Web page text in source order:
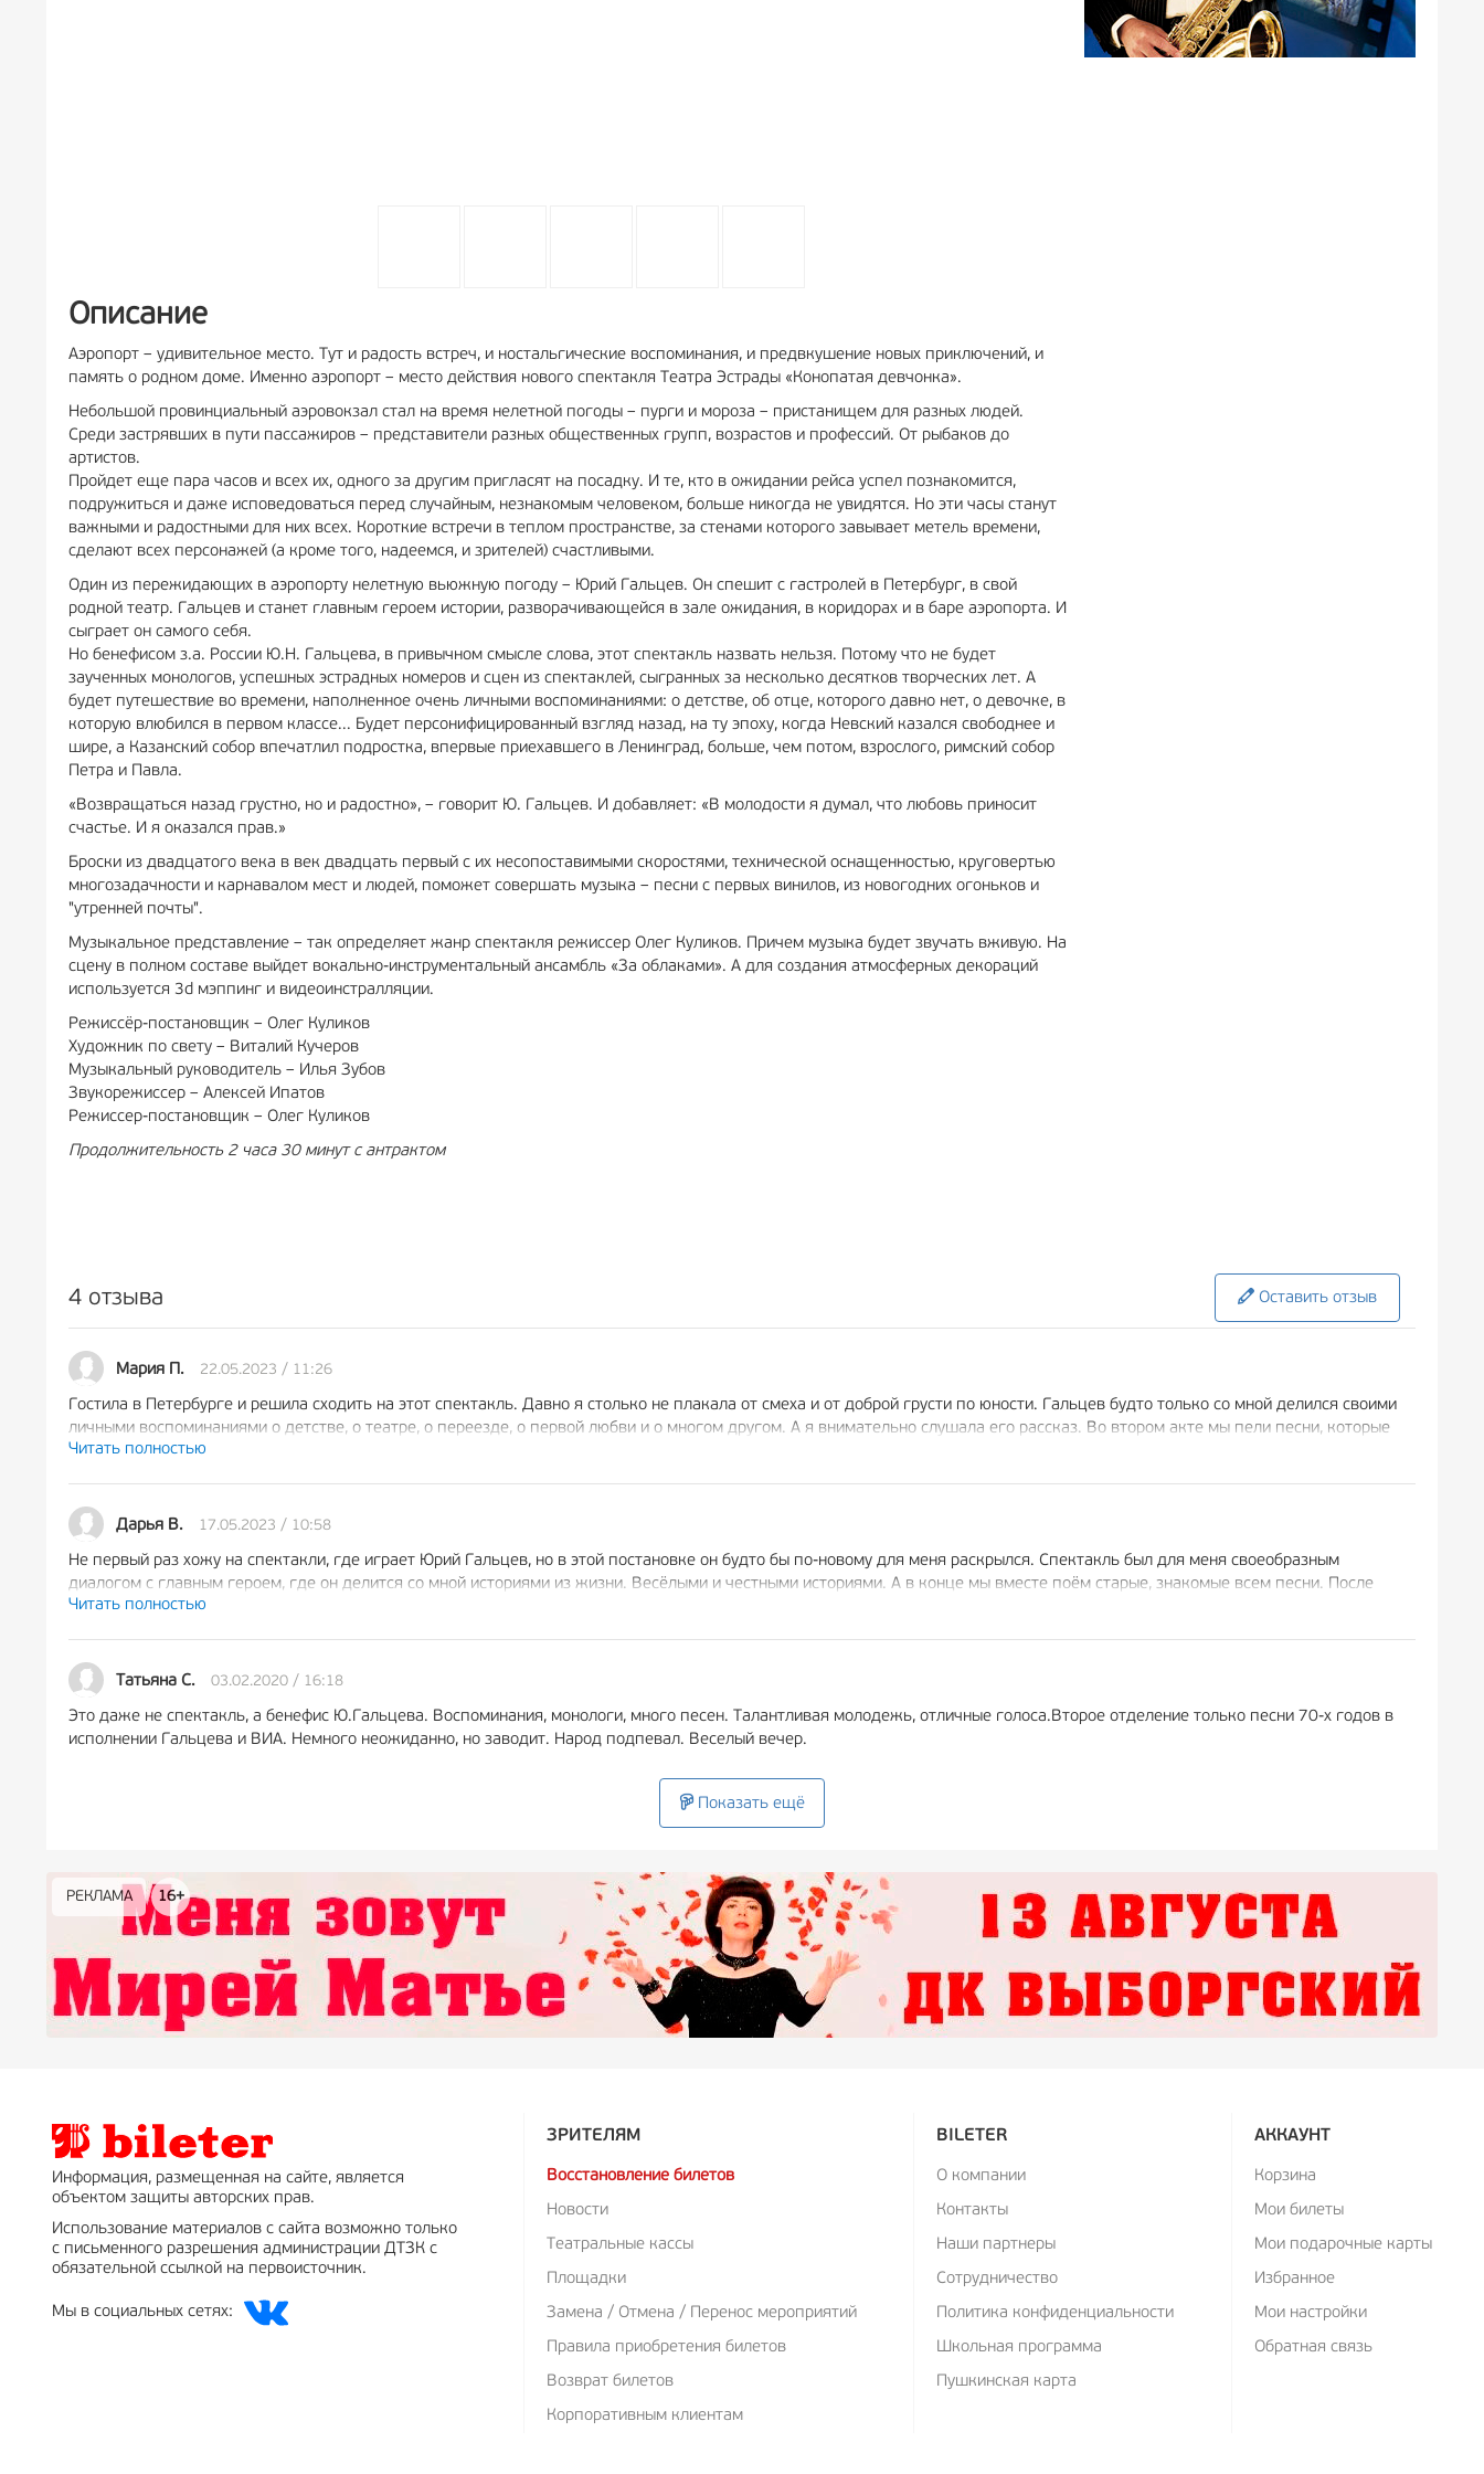
Описание
Аэропорт – удивительное место. Тут и радость встреч, и ностальгические воспоминания, и предвкушение новых приключений, и
память о родном доме. Именно аэропорт – место действия нового спектакля Театра Эстрады «Конопатая девчонка».
Небольшой провинциальный аэровокзал стал на время нелетной погоды – пурги и мороза – пристанищем для разных людей.
Среди застрявших в пути пассажиров – представители разных общественных групп, возрастов и профессий. От рыбаков до
артистов.
Пройдет еще пара часов и всех их, одного за другим пригласят на посадку. И те, кто в ожидании рейса успел познакомится,
подружиться и даже исповедоваться перед случайным, незнакомым человеком, больше никогда не увидятся. Но эти часы станут
важными и радостными для них всех. Короткие встречи в теплом пространстве, за стенами которого завывает метель времени,
сделают всех персонажей (а кроме того, надеемся, и зрителей) счастливыми.
Один из пережидающих в аэропорту нелетную вьюжную погоду – Юрий Гальцев. Он спешит с гастролей в Петербург, в свой
родной театр. Гальцев и станет главным героем истории, разворачивающейся в зале ожидания, в коридорах и в баре аэропорта. И
сыграет он самого себя.
Но бенефисом з.а. России Ю.Н. Гальцева, в привычном смысле слова, этот спектакль назвать нельзя. Потому что не будет
заученных монологов, успешных эстрадных номеров и сцен из спектаклей, сыгранных за несколько десятков творческих лет. А
будет путешествие во времени, наполненное очень личными воспоминаниями: о детстве, об отце, которого давно нет, о девочке, в
которую влюбился в первом классе... Будет персонифицированный взгляд назад, на ту эпоху, когда Невский казался свободнее и
шире, а Казанский собор впечатлил подростка, впервые приехавшего в Ленинград, больше, чем потом, взрослого, римский собор
Петра и Павла.
«Возвращаться назад грустно, но и радостно», – говорит Ю. Гальцев. И добавляет: «В молодости я думал, что любовь приносит
счастье. И я оказался прав.»
Броски из двадцатого века в век двадцать первый с их несопоставимыми скоростями, технической оснащенностью, круговертью
многозадачности и карнавалом мест и людей, поможет совершать музыка – песни с первых винилов, из новогодних огоньков и
"утренней почты".
Музыкальное представление – так определяет жанр спектакля режиссер Олег Куликов. Причем музыка будет звучать вживую. На
сцену в полном составе выйдет вокально-инструментальный ансамбль «За облаками». А для создания атмосферных декораций
используется 3d мэппинг и видеоинстралляции.
Режиссёр-постановщик – Олег Куликов
Художник по свету – Виталий Кучеров
Музыкальный руководитель – Илья Зубов
Звукорежиссер – Алексей Ипатов
Режиссер-постановщик – Олег Куликов
Продолжительность 2 часа 30 минут с антрактом
4 отзыва Оставить отзыв
Мария П. 22.05.2023 / 11:26
Гостила в Петербурге и решила сходить на этот спектакль. Давно я столько не плакала от смеха и от доброй грусти по юности. Гальцев будто только со мной делился своими
личными воспоминаниями о детстве, о театре, о переезде, о первой любви и о многом другом. А я внимательно слушала его рассказ. Во втором акте мы пели песни, которые
напомнили мне о самом важном в жизни. Мне точно не хватило двух часов, чтобы насмотреться на артистов и наслушаться музыки. Нужно продолжение!
Читать полностью
Дарья В. 17.05.2023 / 10:58
Не первый раз хожу на спектакли, где играет Юрий Гальцев, но в этой постановке он будто бы по-новому для меня раскрылся. Спектакль был для меня своеобразным
диалогом с главным героем, где он делится со мной историями из жизни. Весёлыми и честными историями. А в конце мы вместе поём старые, знакомые всем песни. После
увиденного, я будто бы сбросила с плеч груз прожитых годов и начала ценить каждый момент своей жизни, потому что «любовь приносит счастье», как отметил
Читать полностью
Татьяна С. 03.02.2020 / 16:18
Это даже не спектакль, а бенефис Ю.Гальцева. Воспоминания, монологи, много песен. Талантливая молодежь, отличные голоса.Второе отделение только песни 70-х годов в
исполнении Гальцева и ВИА. Немного неожиданно, но заводит. Народ подпевал. Веселый вечер.
Показать ещё
РЕКЛАМА 16+
РЕКЛАМА 16+
РЕКЛАМА 12+
РЕКЛАМА
РЕКЛАМА 0+
РЕКЛАМА 18+
Информация, размещенная на сайте, является
объектом защиты авторских прав.
Использование материалов с сайта возможно только
с письменного разрешения администрации ДТЗК с
обязательной ссылкой на первоисточник.
Мы в социальных сетях:
ЗРИТЕЛЯМ
Восстановление билетов
Новости
Театральные кассы
Площадки
Замена / Отмена / Перенос мероприятий
Правила приобретения билетов
Возврат билетов
Корпоративным клиентам
BILETER
О компании
Контакты
Наши партнеры
Сотрудничество
Политика конфиденциальности
Школьная программа
Пушкинская карта
АККАУНТ
Корзина
Мои билеты
Мои подарочные карты
Избранное
Мои настройки
Обратная связь